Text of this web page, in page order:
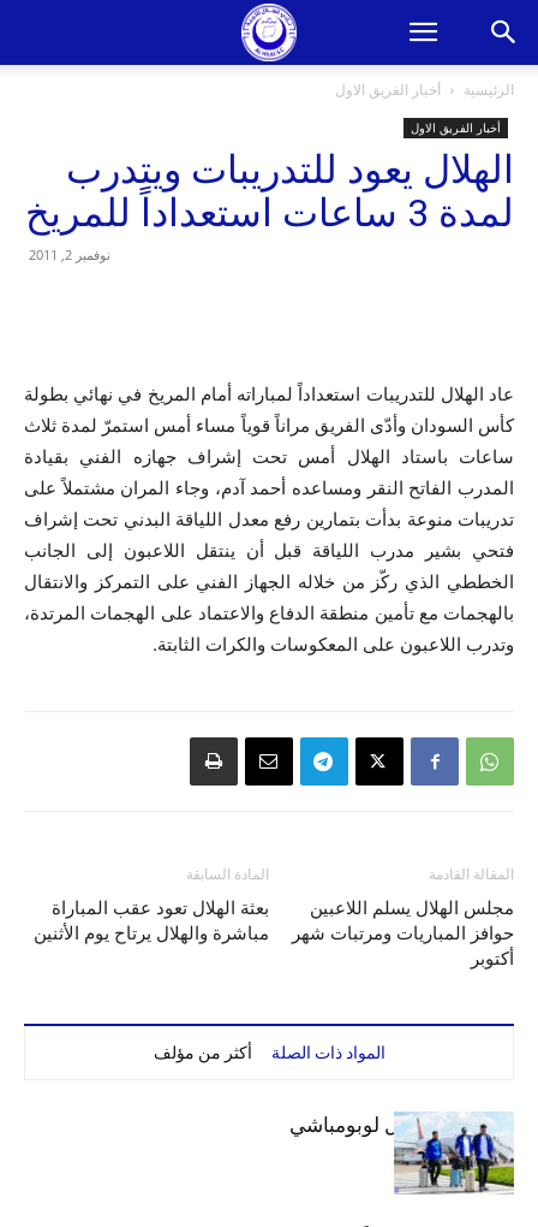
الرئيسية أخبار الفريق الاول
أخبار الفريق الاول
الهلال يعود للتدريبات ويتدرب
لمدة 3 ساعات استعداداً للمريخ
نوفمبر 2, 2011
عاد الهلال للتدريبات استعداداً لمباراته أمام المريخ في نهائي بطولة
كأس السودان وأدّى الفريق مراناً قوياً مساء أمس استمرّ لمدة ثلاث
ساعات باستاد الهلال أمس تحت إشراف جهازه الفني بقيادة
المدرب الفاتح النقر ومساعده أحمد آدم، وجاء المران مشتملاً على
تدريبات منوعة بدأت بتمارين رفع معدل اللياقة البدني تحت إشراف
فتحي بشير مدرب اللياقة قبل أن ينتقل اللاعبون إلى الجانب
الخططي الذي ركّز من خلاله الجهاز الفني على التمركز والانتقال
بالهجمات مع تأمين منطقة الدفاع والاعتماد على الهجمات المرتدة،
وتدرب اللاعبون على المعكوسات والكرات الثابتة.
المادة السابقة
بعثة الهلال تعود عقب المباراة
مباشرة والهلال يرتاح يوم الأثنين
المقالة القادمة
مجلس الهلال يسلم اللاعبين
حوافز المباريات ومرتبات شهر
أكتوبر
المواد ذات الصلة أكثر من مؤلف
بعثة الهلال تصل لوبومباشي